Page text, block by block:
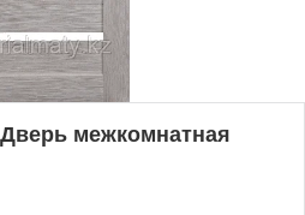
межкомнатная